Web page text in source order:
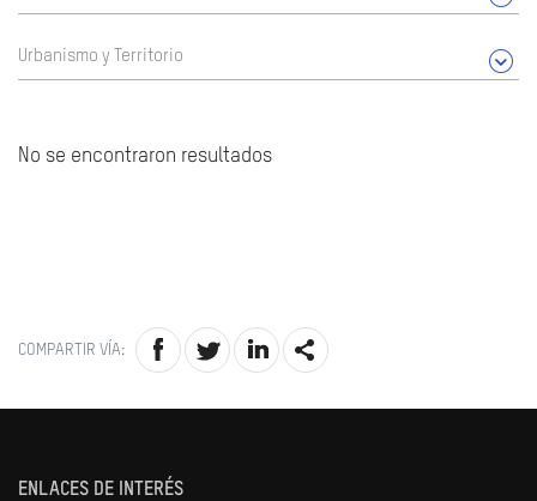
Urbanismo y Territorio
No se encontraron resultados
COMPARTIR VÍA:
ENLACES DE INTERÉS